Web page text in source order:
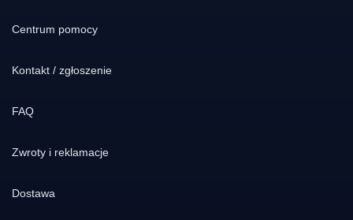
Centrum pomocy
Kontakt / zgłoszenie
FAQ
Zwroty i reklamacje
Dostawa